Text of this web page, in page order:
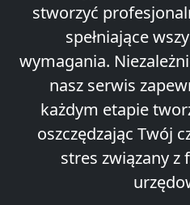
stworzyć
spełniające
wymagania.
nasz serwis
każdym etapie
oszczędzając Twój
stres związany